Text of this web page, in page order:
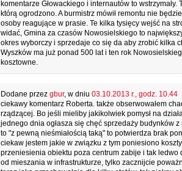
komentarze Głowackiego i internautów to
którą ogrodzono. A burmistrz mówił remontu nie
osoby reagujące w prasie. Te kilka tysięcy wejść na
widać, Gmina za czasów Nowosielskiego to
okres wyborczy i sprzedaje co się da aby zrobić kilka
Wyszków ma już ponad 500 lat i ten rok
kosztowne.
Dodane przez gbur, w dniu 03.10.2013 r., godz. 10.44
ciekawy komentarz Roberta. także obserwowałem
rządzącej. Bo jeśli mieliby jakikolwiek pomysł na
jednego dnia ogłasza się chęć sprzedaży budynków
to "z pewną nieśmiałością taką" to potwierdza brak
ciekaw jestem jakie w związku z tym poniesiono
przeniesienia obiektu poza centrum zabije i tak
od mieszania w infrastrukturze, tylko zacznijcie